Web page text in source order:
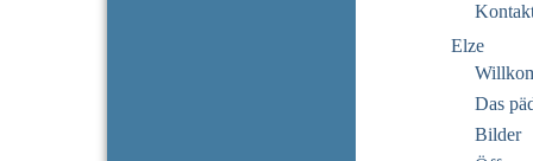
Elze
Das
Bilder